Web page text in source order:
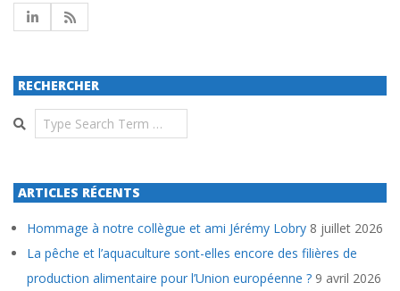
RECHERCHER
Search
ARTICLES RÉCENTS
Hommage à notre collègue et ami Jérémy Lobry 8 juillet 2026
La pêche et l’aquaculture sont-elles encore des filières de
production alimentaire pour l’Union européenne ? 9 avril 2026